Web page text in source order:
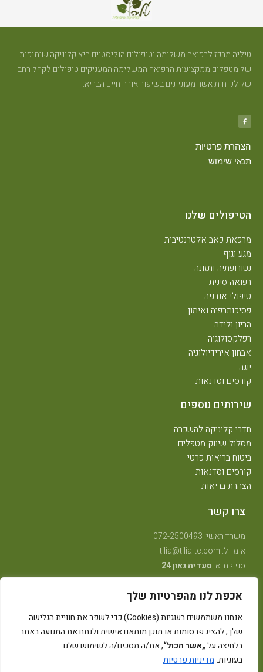
אכפת לנו מהפרטיות שלך
אנחנו משתמשים בעוגיות (Cookies) כדי לשפר את חוויית הגלישה
שלך, להציג פרסומות או תוכן מותאם אישית ולנתח את התנועה באתר.
בלחיצה על„אשר הכול“, את/ה מסכים/ה לשימוש שלנו
בעוגיות. מדיניות פרטיות
טיליה מרכז לרפואה משלימה וטיפולים הוליסטיים היא קליניקה שיתופית
של מטפלים ממקצועות הרפואה המשלימה המעניקים טיפולים לקהל רחב
של לקוחות אשר מעוניינים בשיפור אורח חיים הבריא.
הצהרת פרטיות
תנאי שימוש
הטיפולים שלנו
מרפאת כאב אלטרנטיבית
מגע וגוף
נטורופתיה ותזונה
רפואה סינית
טיפולי אנרגיה
פסיכותרפיה ואימון
הריון ולידה
רפלקסולוגיה
אבחון אירידיולוגיה
יוגה
קורסים וסדנאות
שירותים נוספים
חדרי קליניקה להשכרה
מסלול שיווק מטפלים
ביטוח בריאות פרטי
קורסים וסדנאות
הצהרת בריאות
צרו קשר
משרד ראשי: 072-2500493
אימייל: tilia@tilia-tc.com
סניף ת"א: סעדיה גאון 24
סניף רמת גן:בן גוריון 24, קליניקה טיפולית.
סניף חיפה:טשרניחובסקי 35
(בנין אסטרא) קומה 3.
סניף קיבוץ אלונים:ליד מרכז אלון(בבית הדורות)
סניף באר שבע: מרדכי מקלף 62 (מאוחדת שכונה ו׳ החדשה)